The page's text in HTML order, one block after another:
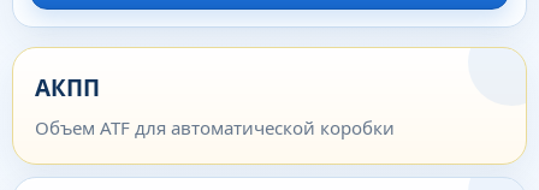
АКПП
Объем ATF для автоматической коробки